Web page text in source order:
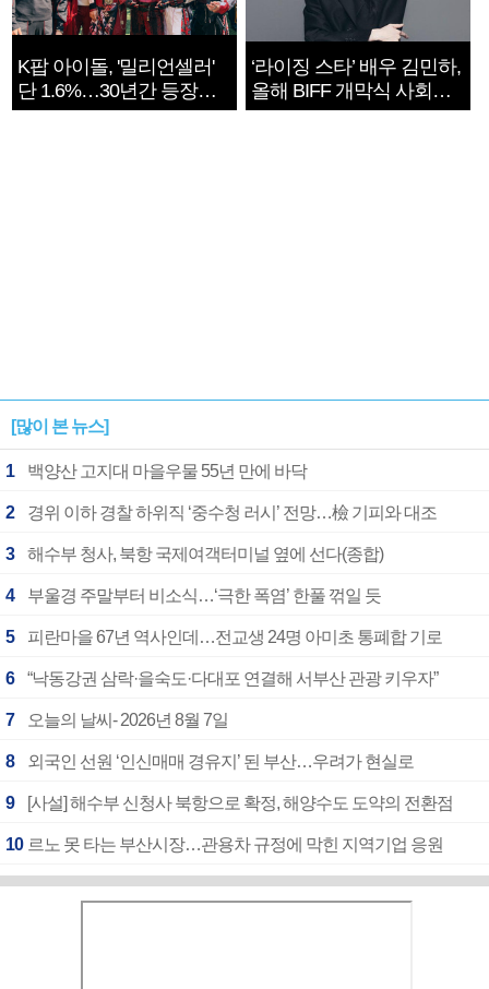
K팝 아이돌, '밀리언셀러'
단 1.6%…30년간 등장
1182개팀 전수조사
‘라이징 스타’ 배우 김민하,
올해 BIFF 개막식 사회자
확정
[많이 본 뉴스]
1 백양산 고지대 마을우물 55년 만에 바닥
2 경위 이하 경찰 하위직 ‘중수청 러시’ 전망…檢 기피와 대조
3 해수부 청사, 북항 국제여객터미널 옆에 선다(종합)
4 부울경 주말부터 비소식…‘극한 폭염’ 한풀 꺾일 듯
5 피란마을 67년 역사인데…전교생 24명 아미초 통폐합 기로
6 “낙동강권 삼락·을숙도·다대포 연결해 서부산 관광 키우자”
7 오늘의 날씨- 2026년 8월 7일
8 외국인 선원 ‘인신매매 경유지’ 된 부산…우려가 현실로
9 [사설] 해수부 신청사 북항으로 확정, 해양수도 도약의 전환점
10 르노 못 타는 부산시장…관용차 규정에 막힌 지역기업 응원